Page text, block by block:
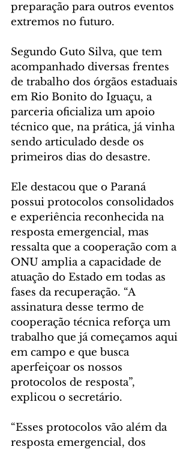
preparação para outros eventos
extremos no futuro.
Segundo Guto Silva, que tem
acompanhado diversas frentes
de trabalho dos órgãos estaduais
em Rio Bonito do Iguaçu, a
parceria oficializa um apoio
técnico que, na prática, já vinha
sendo articulado desde os
primeiros dias do desastre.
Ele destacou que o Paraná
possui protocolos consolidados
e experiência reconhecida na
resposta emergencial, mas
ressalta que a cooperação com a
ONU amplia a capacidade de
atuação do Estado em todas as
fases da recuperação. “A
assinatura desse termo de
cooperação técnica reforça um
trabalho que já começamos aqui
em campo e que busca
aperfeiçoar os nossos
protocolos de resposta”,
explicou o secretário.
“Esses protocolos vão além da
resposta emergencial, dos